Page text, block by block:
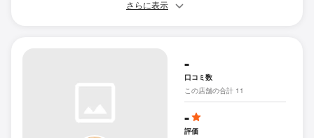
さらに表示
-
口コミ数
この店舗の合計 11
-
評価